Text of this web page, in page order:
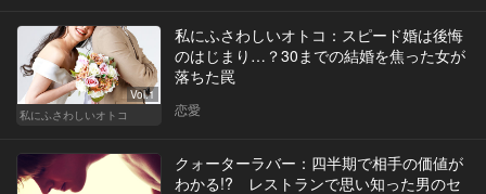
Vol.1
私にふさわしいオトコ
私にふさわしいオトコ：スピード婚は後悔
のはじまり…？30までの結婚を焦った女が
落ちた罠
恋愛
クォーターラバー：四半期で相手の価値が
わかる!? レストランで思い知った男のセ